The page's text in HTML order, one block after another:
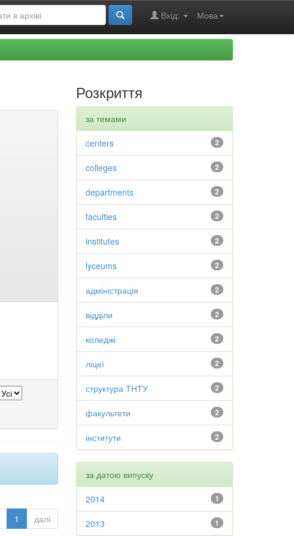
Мова
Вхід:
1 далі
Розкриття
за темами
2
centers
2
colleges
2
departments
2
faculties
2
institutes
2
lyceums
2
адміністрація
2
відділи
2
коледжі
2
ліцеї
2
структура ТНТУ
2
факультети
2
інститути
за датою випуску
1
2014
1
2013